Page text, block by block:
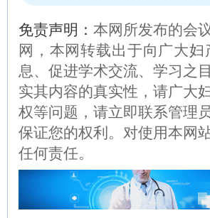
免责声明：本网所发布的会
网，本网转载出于向广大
息、促进学术交流、学习之
实其内容的真实性，请广大
权等问题，请立即联系管理
保证您的权利。对使用本网
任何责任。